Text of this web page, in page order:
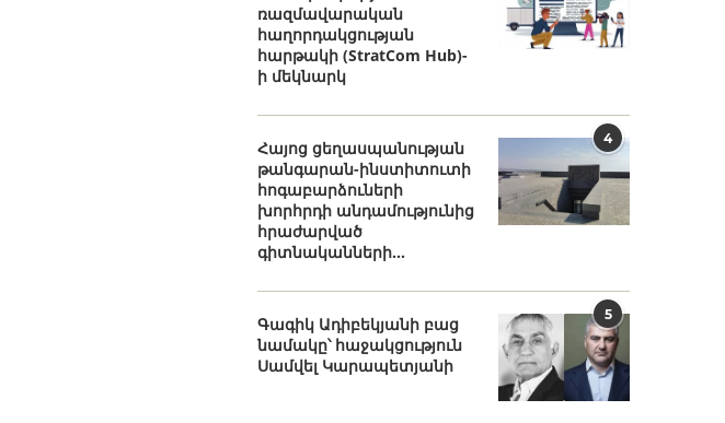
ռազմավարական
հաղորդակցության
հարթակի (StratCom Hub)-
ի մեկնարկ
4
Հայոց ցեղասպանության
թանգարան-ինստիտուտի
հոգաբարձուների
խորհրդի անդամությունից
հրաժարված
գիտնականների...
5
Գագիկ Ադիբեկյանի բաց
նամակը՝ հաջակցություն
Սամվել Կարապետյանի